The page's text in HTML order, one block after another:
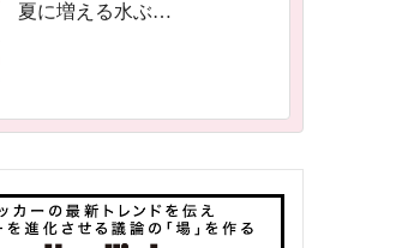
夏に増える水ぶ…